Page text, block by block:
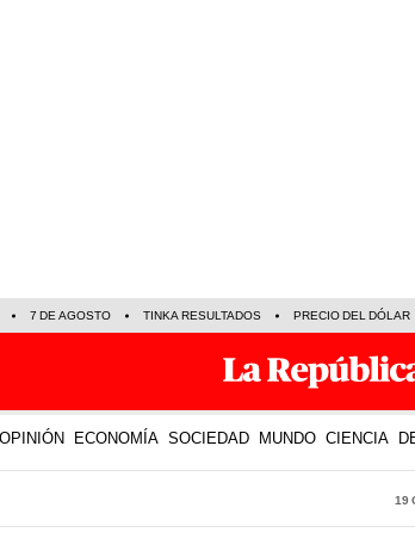
7 DE AGOSTO TINKA RESULTADOS PRECIO DEL DÓLAR
OPINIÓN ECONOMÍA SOCIEDAD MUNDO CIENCIA
19